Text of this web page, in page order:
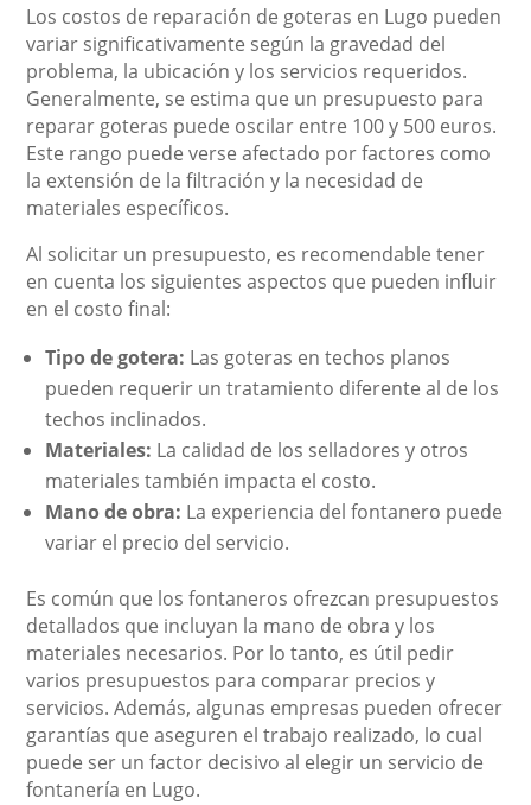
Los costos de reparación de goteras en Lugo pueden
variar significativamente según la gravedad del
problema, la ubicación y los servicios requeridos.
Generalmente, se estima que un presupuesto para
reparar goteras puede oscilar entre 100 y 500 euros.
Este rango puede verse afectado por factores como
la extensión de la filtración y la necesidad de
materiales específicos.
Al solicitar un presupuesto, es recomendable tener
en cuenta los siguientes aspectos que pueden influir
en el costo final:
Tipo de gotera: Las goteras en techos planos
pueden requerir un tratamiento diferente al de los
techos inclinados.
Materiales: La calidad de los selladores y otros
materiales también impacta el costo.
Mano de obra: La experiencia del fontanero puede
variar el precio del servicio.
Es común que los fontaneros ofrezcan presupuestos
detallados que incluyan la mano de obra y los
materiales necesarios. Por lo tanto, es útil pedir
varios presupuestos para comparar precios y
servicios. Además, algunas empresas pueden ofrecer
garantías que aseguren el trabajo realizado, lo cual
puede ser un factor decisivo al elegir un servicio de
fontanería en Lugo.